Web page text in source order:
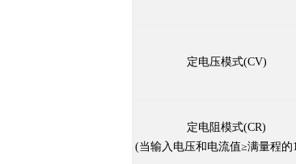
定电压模式(CV)
定电阻模式(CR)
(当输入电压和电流值≥满量程的